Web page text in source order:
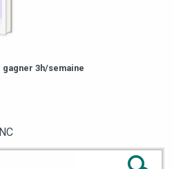
gagner 3h/semaine